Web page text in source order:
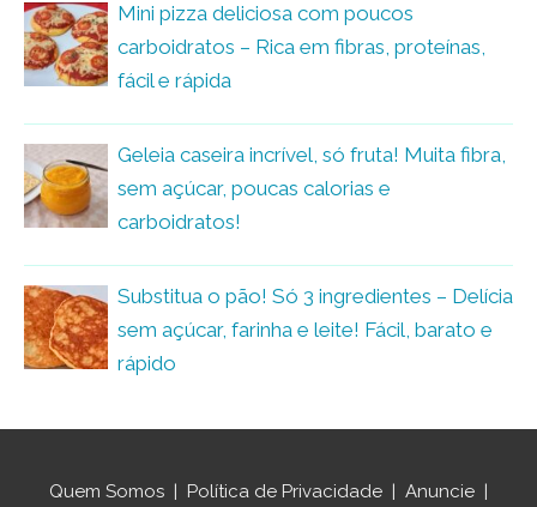
Mini pizza deliciosa com poucos
carboidratos – Rica em fibras, proteínas,
fácil e rápida
Geleia caseira incrível, só fruta! Muita fibra,
sem açúcar, poucas calorias e
carboidratos!
Substitua o pão! Só 3 ingredientes – Delícia
sem açúcar, farinha e leite! Fácil, barato e
rápido
Quem Somos Política de Privacidade Anuncie